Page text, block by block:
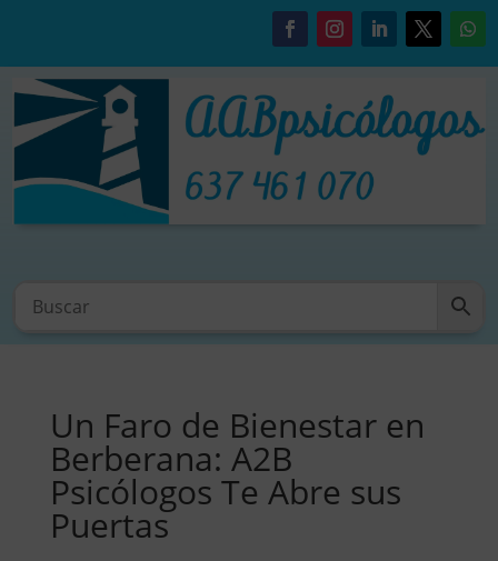
Un Faro de Bienestar en
Berberana: A2B
Psicólogos Te Abre sus
Puertas